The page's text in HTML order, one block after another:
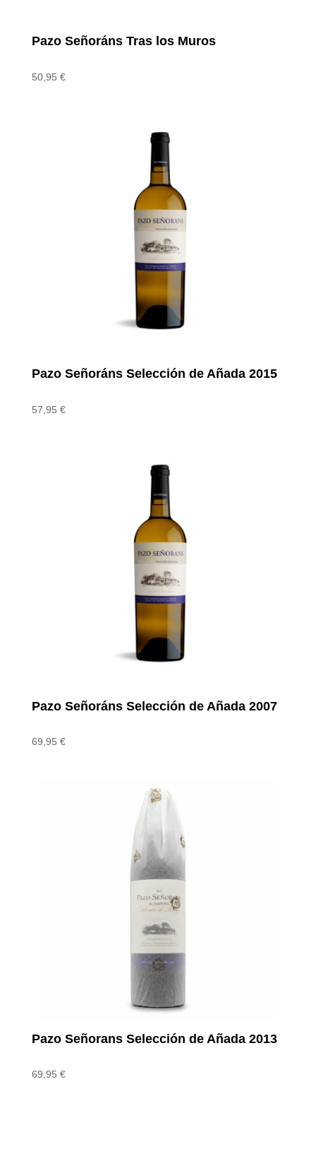
Pazo Señoráns Tras los Muros
50,95 €
Pazo Señoráns Selección de Añada 2015
57,95 €
Pazo Señoráns Selección de Añada 2007
69,95 €
Pazo Señorans Selección de Añada 2013
69,95 €